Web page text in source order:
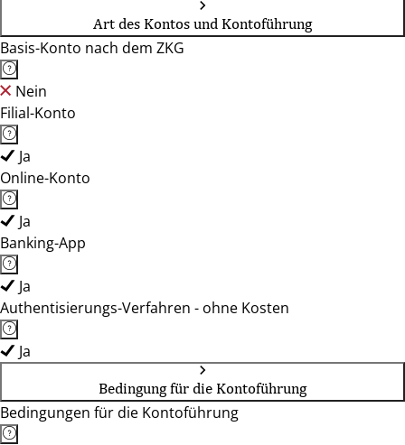
Art des Kontos und Kontoführung
Basis-Konto nach dem ZKG
Nein
Filial-Konto
Ja
Online-Konto
Ja
Banking-App
Ja
Authentisierungs-Verfahren - ohne Kosten
Ja
Bedingung für die Kontoführung
Bedingungen für die Kontoführung